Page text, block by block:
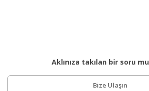
Aklınıza takılan bir soru
Bize Ulaşın